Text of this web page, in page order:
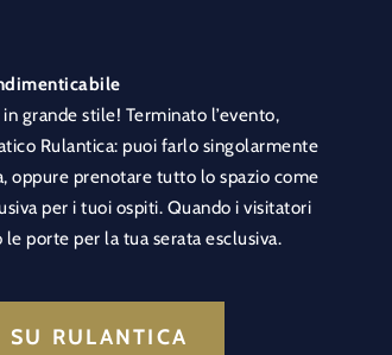
grande stile! Terminato l’evento,
Rulantica: puoi farlo singolarmente
oppure prenotare tutto lo spazio come
per i tuoi ospiti. Quando i visitatori
le porte per la tua serata esclusiva.
RULANTICA